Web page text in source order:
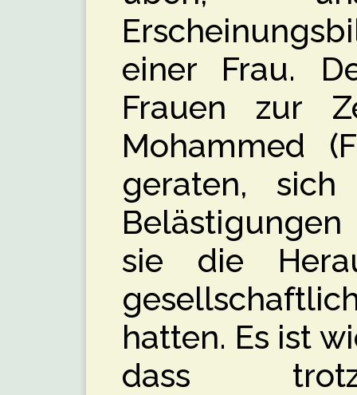
einer Frau.
Frauen zur
Mohammed
geraten,
sie die
hatten. Es ist
dass